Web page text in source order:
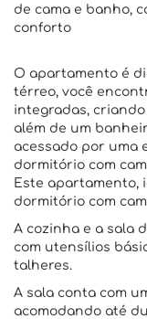
de cama e banho,
conforto
O apartamento é
térreo, você
integradas,
além de um
acessado por uma
dormitório com
Este apartamento,
dormitório com
A cozinha e a sala
com utensílios
talheres.
A sala conta com
acomodando até